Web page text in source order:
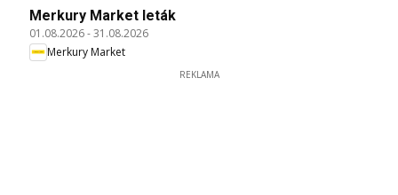
Merkury Market leták
01.08.2026-31.08.2026
Merkury Market
REKLAMA